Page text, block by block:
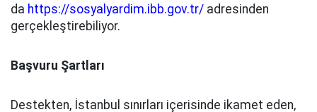
da https://sosyalyardim.ibb.gov.tr/ adresinden
gerçekleştirebiliyor.
Başvuru Şartları
Destekten, İstanbul sınırları içerisinde ikamet eden,